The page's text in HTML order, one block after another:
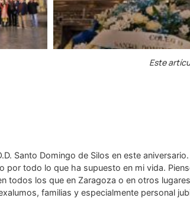
Este
Santo Domingo de Silos en este
por todo lo que ha supuesto en mi vida.
todos los que en Zaragoza o en otros
familias y especialmente personal